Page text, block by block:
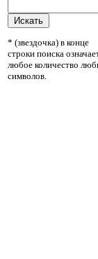
* (звездочка) в конце
строки поиска
любое количество
символов.